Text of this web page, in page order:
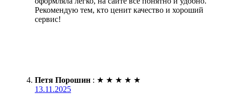
Рекомендую тем, кто ценит качество и хороший
сервис!
Петя Порошин : ★ ★ ★ ★ ★
13.11.2025